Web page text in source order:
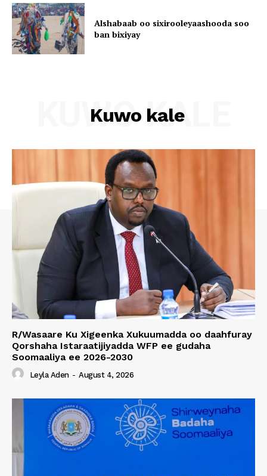
Alshabaab oo sixirooleyaashooda soo
ban bixiyay
Kuwo kale
KUWO KALE
R/Wasaare Ku Xigeenka Xukuumadda oo daahfuray
Qorshaha Istaraatijiyadda WFP ee gudaha
Soomaaliya ee 2026-2030
Leyla Aden - August 4, 2026